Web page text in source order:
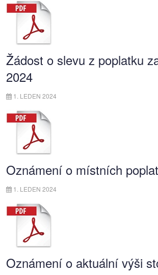
Žádost o slevu z poplatku
2024
1. LEDEN 2024
Oznámení o místních
1. LEDEN 2024
Oznámení o aktuální výši